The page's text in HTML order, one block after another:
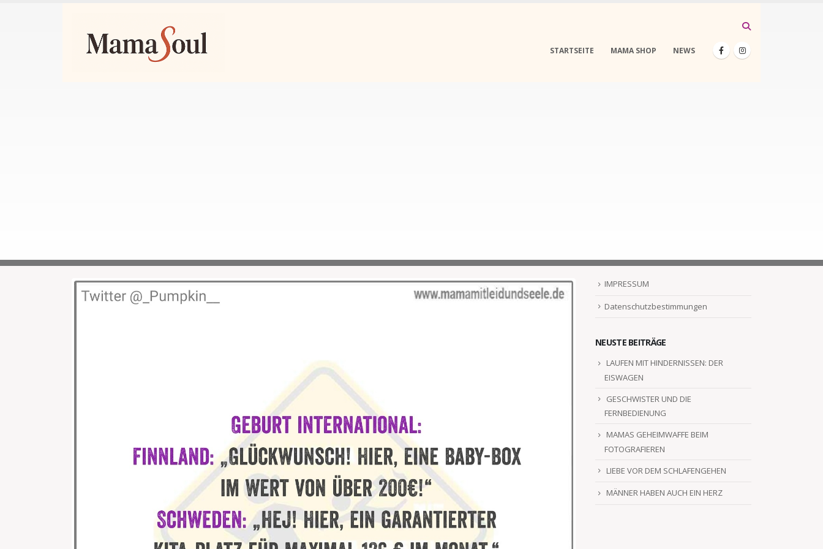
STARTSEITE MAMA SHOP NEWS
IMPRESSUM
Datenschutzbestimmungen
NEUSTE BEITRÄGE
LAUFEN MIT HINDERNISSEN: DER
EISWAGEN
GESCHWISTER UND DIE
FERNBEDIENUNG
MAMAS GEHEIMWAFFE BEIM
FOTOGRAFIEREN
LIEBE VOR DEM SCHLAFENGEHEN
MÄNNER HABEN AUCH EIN HERZ